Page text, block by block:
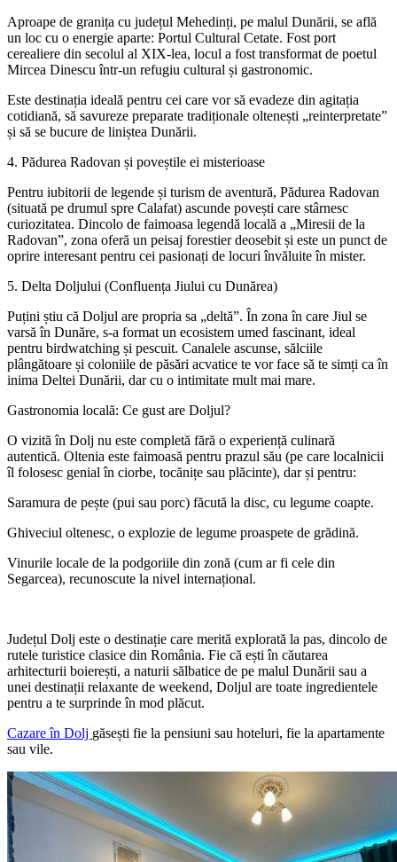
​Aproape de granița cu județul Mehedinți, pe malul Dunării, se află
un loc cu o energie aparte: Portul Cultural Cetate. Fost port
cerealiere din secolul al XIX-lea, locul a fost transformat de poetul
Mircea Dinescu într-un refugiu cultural și gastronomic.
Este destinația ideală pentru cei care vor să evadeze din agitația
cotidiană, să savureze preparate tradiționale oltenești „reinterpretate”
și să se bucure de liniștea Dunării.
​4. Pădurea Radovan și poveștile ei misterioase
​Pentru iubitorii de legende și turism de aventură, Pădurea Radovan
(situată pe drumul spre Calafat) ascunde povești care stârnesc
curiozitatea. Dincolo de faimoasa legendă locală a „Miresii de la
Radovan”, zona oferă un peisaj forestier deosebit și este un punct de
oprire interesant pentru cei pasionați de locuri învăluite în mister.
​5. Delta Doljului (Confluența Jiului cu Dunărea)
​Puțini știu că Doljul are propria sa „deltă”. În zona în care Jiul se
varsă în Dunăre, s-a format un ecosistem umed fascinant, ideal
pentru birdwatching și pescuit. Canalele ascunse, sălciile
plângătoare și coloniile de păsări acvatice te vor face să te simți ca în
inima Deltei Dunării, dar cu o intimitate mult mai mare.
​Gastronomia locală: Ce gust are Doljul?
​O vizită în Dolj nu este completă fără o experiență culinară
autentică. Oltenia este faimoasă pentru prazul său (pe care localnicii
îl folosesc genial în ciorbe, tocănițe sau plăcinte), dar și pentru:
​Saramura de pește (pui sau porc) făcută la disc, cu legume coapte.
​Ghiveciul oltenesc, o explozie de legume proaspete de grădină.
​Vinurile locale de la podgoriile din zonă (cum ar fi cele din
Segarcea), recunoscute la nivel internațional.
​Județul Dolj este o destinație care merită explorată la pas, dincolo de
rutele turistice clasice din România. Fie că ești în căutarea
arhitecturii boierești, a naturii sălbatice de pe malul Dunării sau a
unei destinații relaxante de weekend, Doljul are toate ingredientele
pentru a te surprinde în mod plăcut.
Cazare în Dolj găsești fie la pensiuni sau hoteluri, fie la apartamente
sau vile.